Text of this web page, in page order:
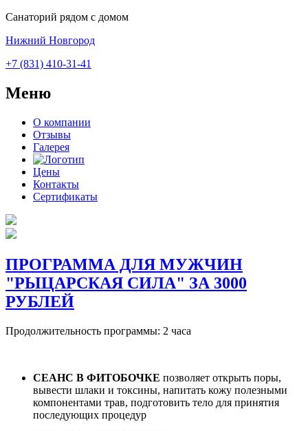
Санаторий рядом с домом
Нижний Новгород
+7 (831) 410-31-41
Меню
О компании
Отзывы
Галерея
Цены
Контакты
Сертификаты
ПРОГРАММА ДЛЯ МУЖЧИН
"РЫЦАРСКАЯ СИЛА" ЗА 3000
РУБЛЕЙ
Продолжительность программы: 2 часа
СЕАНС В ФИТОБОЧКЕ позволяет открыть поры,
вывести шлаки и токсины, напитать кожу полезными
компонентами трав, подготовить тело для принятия
последующих процедур